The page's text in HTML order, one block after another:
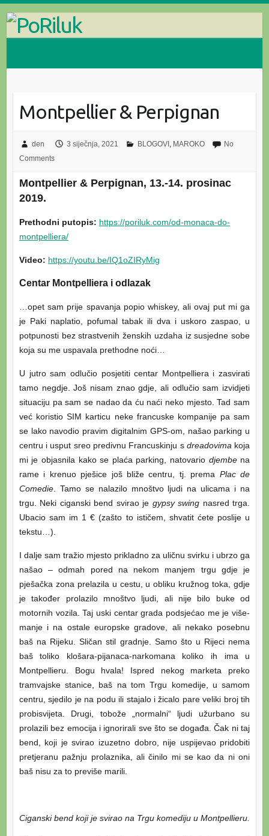
content
Montpellier & Perpignan
den 3 siječnja, 2021 BLOGOVI , MAROKO
No
Comments
Montpellier & Perpignan, 13.-14. prosinac
2019.
Prethodni putopis: https://poriluk.com/od-monaca-do-
montpelliera/
Video: https://youtu.be/IQ1oZIRyMig
Centar Montpelliera i odlazak
…opet sam prije spavanja popio whiskey, ali ovaj put mi ga
je Paki naplatio, pofumal tabak ili dva i uskoro zaspao, u
potpunosti bez strastvenih ženskih uzdaha iz susjedne sobe
koja su me uspavala prethodne noći…
U jutro sam odlučio posjetiti centar Montpelliera i zasvirati
tamo negdje. Još nisam znao gdje, ali odlučio sam izvidjeti
situaciju pa sam se nadao da ću naći neko mjesto. Tad sam
već koristio SIM karticu neke francuske kompanije pa sam
se lako navodio pravim digitalnim GPS-om, našao parking u
centru i usput sreo predivnu Francuskinju s dreadovima koja
mi je objasnila kako se plaća parking, natovario djembena
rame i krenuo pješice još bliže centru, tj. prema Plac de
Comedie. Tamo se nalazilo mnoštvo ljudi na ulicama i na
trgu. Neki ciganski bend svirao je gypsy swing nasred trga.
Ubacio sam im 1 € (zašto to ističem, shvatit ćete poslije u
tekstu…).
I dalje sam tražio mjesto prikladno za uličnu svirku i ubrzo ga
našao – odmah pored na nekom manjem trgu gdje je
pješačka zona prelazila u cestu, u obliku kružnog toka, gdje
je također prolazilo mnoštvo ljudi, ali nije bilo buke od
motornih vozila. Taj uski centar grada podsjećao me je više-
manje i na ostale europske gradove, ali nekako posebnu
baš na Rijeku. Sličan stil gradnje. Samo što u Rijeci nema
baš toliko klošara-pijanaca-narkomana koliko ih ima u
Montpellieru. Bogu hvala! Ispred nekog marketa preko
tramvajske stanice, baš na tom Trgu komedije, u samom
centru, sjedilo je na podu ili stajalo i žicalo pare veliki broj tih
probisvijeta. Drugi, tobože „normalni“ ljudi užurbano su
prolazili bez emocija i ignorirali sve što se događa. Čak ni taj
bend, koji je svirao izuzetno dobro, nije uspijevao pridobiti
pretjeranu pažnju prolaznika, ali činilo mi se kao da ni oni
baš nisu za to previše marili.
Ciganski bend koji je svirao na Trgu komediju u Montpellieru.